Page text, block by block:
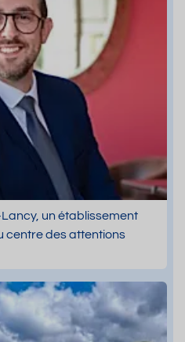
un établissement
centre des attentions